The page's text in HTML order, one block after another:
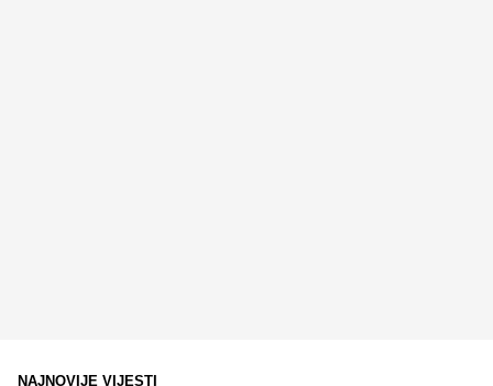
NAJNOVIJE VIJESTI